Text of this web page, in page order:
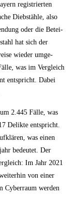
regis­trier­ten
Dieb­stäh­le, also
oder die Betei­
hat sich der
wie­der umge­
was im Ver­gleich
ent­spricht. Dabei
2.445 Fäl­le, was
Delik­te ent­spricht.
was einen
bedeu­tet. Der
Im Jahr 2021
von einer
Cyber­raum wer­den